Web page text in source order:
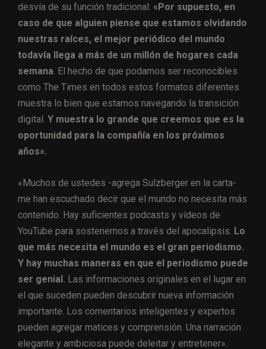
desvía de su función tradicional: «Por supuesto, en
caso de que alguien piense que estamos olvidando
nuestras raíces, el mejor periódico del mundo
todavía llega a más de un millón de hogares cada
semana . El hecho de que podamos ser reconocibles
como The Times en todos estos formatos diferentes
muestra lo bien que estamos navegando la transición
digital. Y muestra lo grande que creemos que es la
oportunidad para la compañía en los próximos
años».
«Muchos de ustedes -agrega Sulzberger en la carta-
me han escuchado decir que el mundo no necesita más
contenido. Hay suficientes podcasts y vídeos de
YouTube para sostenernos a través del apocalipsis. Lo
que más necesita el mundo es el gran periodismo.
Y hay muchas maneras en que el periodismo puede
ser genial. Las informaciones originales en el lugar en
el que suceden pueden descubrir nueva información
importante. Los comentarios inteligentes y expertos
pueden agregar matices y comprensión. Una narración
elegante y ambiciosa puede deleitar y entretener».